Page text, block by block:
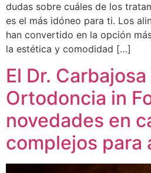
dudas sobre cuáles de los
es el más idóneo para ti. Los
han convertido en la opción
la estética y comodidad […]
El Dr.
Ortodoncia in
novedades en
complejos para